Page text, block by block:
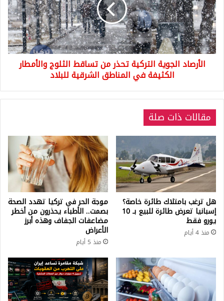
من
تساقط
الثلوج
والأمطار
الكثيفة
المناطق
للبلاد
الأرصاد الجوية التركية تحذر من تساقط الثلوج والأمطار
الكثيفة في المناطق الشرقية للبلاد
مقالات ذات صلة
هل ترغب بامتلاك طائرة خاصة؟
إسبانيا تعرض طائرة للبيع بـ 10
يورو فقط
منذ 4 أيام
موجة الحر في تركيا تهدد الصحة
بصمت.. الأطباء يحذرون من أخطر
مضاعفات الجفاف وهذه أبرز
الأعراض
منذ 5 أيام